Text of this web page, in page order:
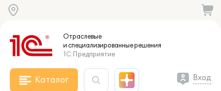
Отраслевые
и специализированныерешения
1С:Предприятие
Каталог Вход